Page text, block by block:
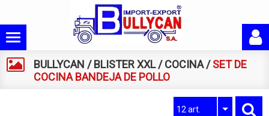
BULLYCAN /BLISTER XXL/COCINA/SET DE
COCINA BANDEJA DE POLLO
12 art.